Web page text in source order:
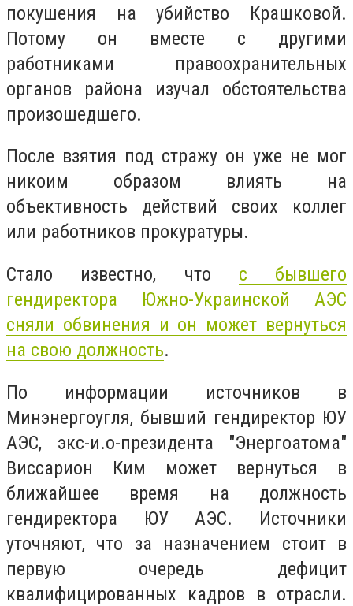
покушения на убийство Крашковой.
Потому он вместе с другими
работниками правоохранительных
органов района изучал обстоятельства
произошедшего.
После взятия под стражу он уже не мог
никоим образом влиять на
объективность действий своих коллег
или работников прокуратуры.
Стало известно, что с бывшего
гендиректора Южно-Украинской АЭС
сняли обвинения и он может вернуться
на свою должность.
По информации источников в
Минэнергоугля, бывший гендиректор ЮУ
АЭС, экс-и.о-президента "Энергоатома"
Виссарион Ким может вернуться в
ближайшее время на должность
гендиректора ЮУ АЭС. Источники
уточняют, что за назначением стоит в
первую очередь дефицит
квалифицированных кадров в отрасли.